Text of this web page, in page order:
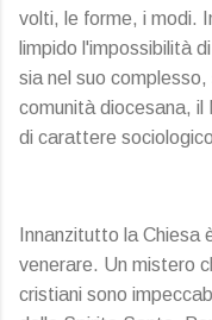
volti, le forme, i modi.
limpido l'impossibilità
sia nel suo
comunità diocesana, il
di carattere
Innanzitutto la Chiesa
venerare. Un mistero
cristiani sono